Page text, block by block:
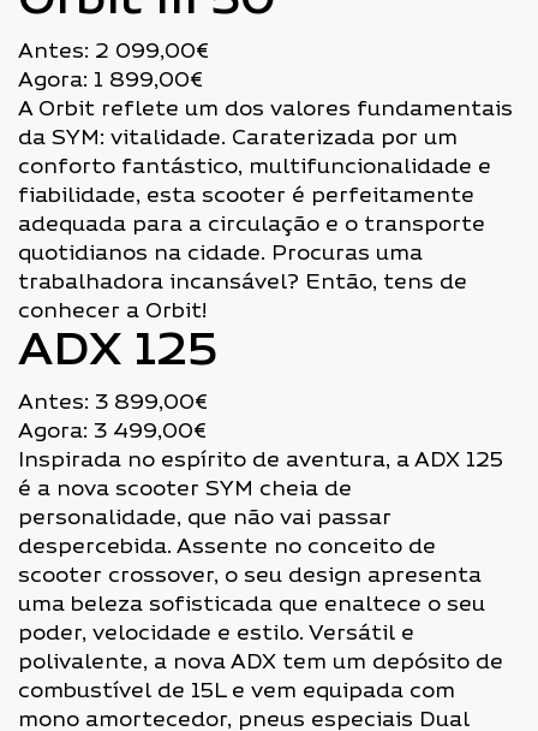
Antes: 2 099,00€
Agora: 1 899,00€
A Orbit reflete um dos valores fundamentais
da SYM: vitalidade. Caraterizada por um
conforto fantástico, multifuncionalidade e
fiabilidade, esta scooter é perfeitamente
adequada para a circulação e o transporte
quotidianos na cidade. Procuras uma
trabalhadora incansável? Então, tens de
conhecer a Orbit!
ADX 125
Antes: 3 899,00€
Agora: 3 499,00€
Inspirada no espírito de aventura, a ADX 125
é a nova scooter SYM cheia de
personalidade, que não vai passar
despercebida. Assente no conceito de
scooter crossover, o seu design apresenta
uma beleza sofisticada que enaltece o seu
poder, velocidade e estilo. Versátil e
polivalente, a nova ADX tem um depósito de
combustível de 15L e vem equipada com
mono amortecedor, pneus especiais Dual